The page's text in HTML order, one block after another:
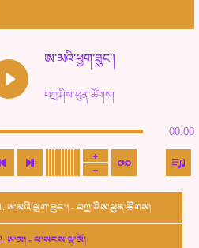
ཨ་མའི་ཕྱག་ཟུང་།
བཀྲ་ཤིས་ཕུན་ཚོགས།
00:00
ཨ་མའི་ཕྱག་ཟུང་། - བཀྲ་ཤིས་ཕུན་ཚོགས།
ཨ་མ། - པ་སངས་ལྷ་མོ།